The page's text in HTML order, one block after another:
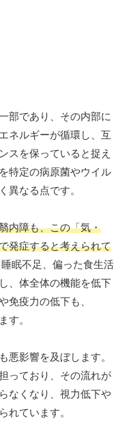
部であり、その内部に
ネルギーが循環し、互
スを保っていると捉え
特定の病原菌やウイル
異なる点です。
内障も、この「気・
発症すると考えられて
眠不足、偏った食生活
、体全体の機能を低下
免疫力の低下も、
す。
悪影響を及ぼします。
っており、その流れが
なくなり、視力低下や
れています。